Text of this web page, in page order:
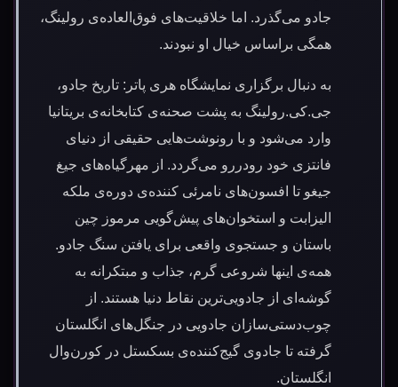
جادو می‌گذرد. اما خلاقیت‌های فوق‌العاده‌ی رولینگ،
همگی براساس خیال او نبودند.
به دنبال برگزاری نمایشگاه هری پاتر: تاریخ جادو،
جی.کی.رولینگ به پشت صحنه‌ی کتابخانه‌ی بریتانیا
وارد می‌شود و با رونوشت‌هایی حقیقی از دنیای
فانتزی خود رودررو می‌گردد. از مهرگیاه‌های جیغ
جیغو تا افسون‌های نامرئی کننده‌ی دوره‌ی ملکه
الیزابت و استخوان‌های پیش‌گویی مرموز چین
باستان و جستجوی واقعی برای یافتن سنگ جادو.
همه‌ی اینها شروعی گرم، جذاب و مبتکرانه به
گوشه‌ای از جادویی‌ترین نقاط دنیا هستند. از
چوب‌دستی‌سازان جادویی در جنگل‌های انگلستان
گرفته تا جادوی گیج‌کننده‌ی بسکستل در کورن‌وال
انگلستان.